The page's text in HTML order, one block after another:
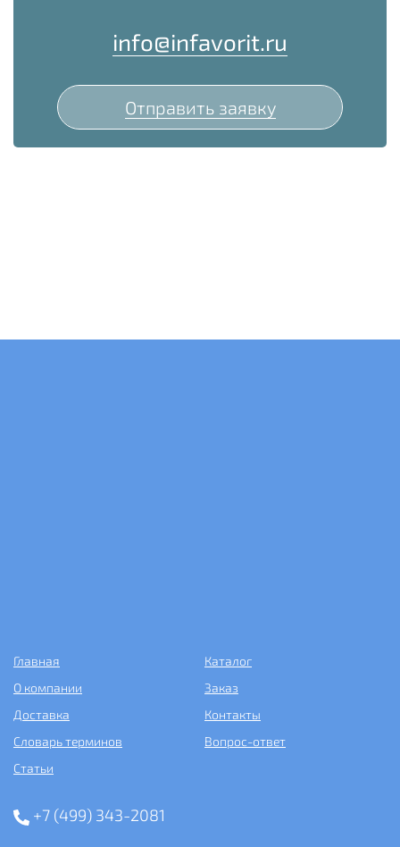
info@infavorit.ru
Отправить заявку
Главная
Каталог
О компании
Заказ
Доставка
Контакты
Словарь терминов
Вопрос-ответ
Статьи
+7 (499) 343-2081